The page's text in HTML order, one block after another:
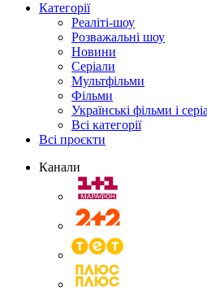
Категорії
Реаліті-шоу
Розважальні шоу
Новини
Серіали
Мультфільми
Фільми
Українські фільми і
Всі категорії
Всі проєкти
Канали